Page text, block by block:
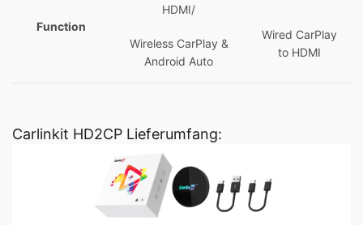
Function
HDMI/
Wireless CarPlay &
Android Auto
Wired CarPlay
to HDMI
Carlinkit HD2CP Lieferumfang: